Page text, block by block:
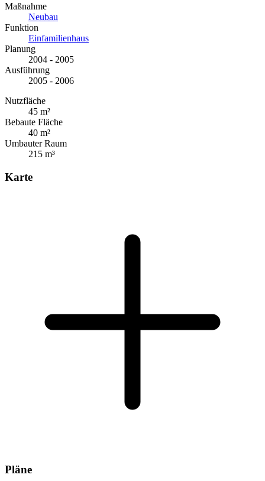
Maßnahme
Neubau
Funktion
Einfamilienhaus
Planung
2004 - 2005
Ausführung
2005 - 2006
Nutzfläche
45 m²
Bebaute Fläche
40 m²
Umbauter Raum
215 m³
Karte
Pläne